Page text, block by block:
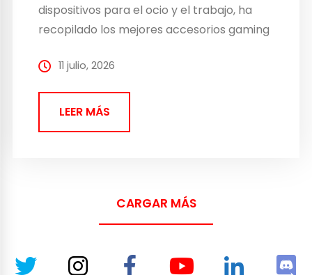
dispositivos para el ocio y el trabajo, ha
recopilado los mejores accesorios gaming
11 julio, 2026
LEER MÁS
CARGAR MÁS